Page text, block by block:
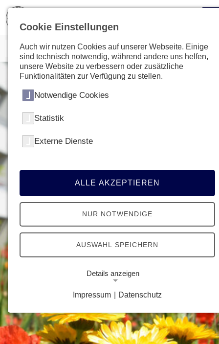
Cookie Einstellungen
Auch wir nutzen Cookies auf unserer Webseite. Einige
sind technisch notwendig, während andere uns helfen,
unsere Website zu verbessern oder zusätzliche
Funktionalitäten zur Verfügung zu stellen.
Notwendige Cookies
Statistik
Externe Dienste
ALLE AKZEPTIEREN
NUR NOTWENDIGE
AUSWAHL SPEICHERN
Details anzeigen
Notwendige Cookies ermöglichen grundlegende
Funktionen und sind für die einwandfreie Funktion
der Website erforderlich.
Impressum Datenschutz